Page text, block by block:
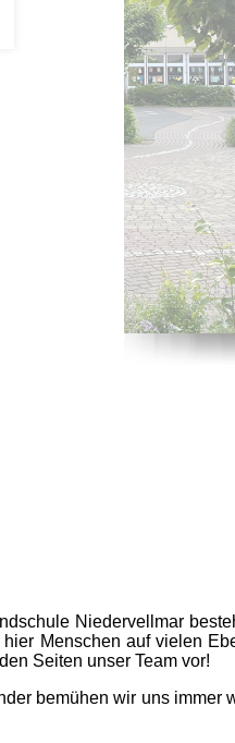
Niedervellmar
hier Menschen auf vielen
Seiten unser Team vor!
bemühen wir uns